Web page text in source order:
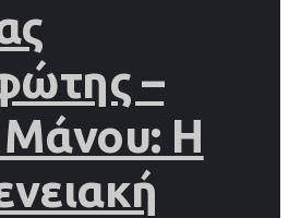
–
Μάνου: Η